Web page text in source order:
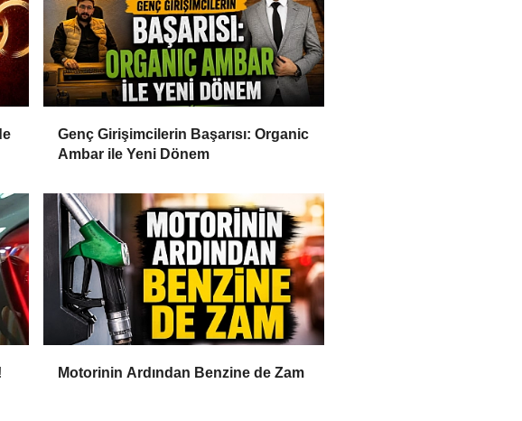
Genç Girişimcilerin Başarısı: Organic
Ambar ile Yeni Dönem
Motorinin Ardından Benzine de Zam